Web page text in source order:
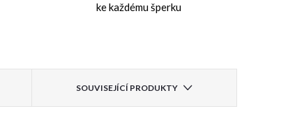
ke každému šperku
SOUVISEJÍCÍ PRODUKTY